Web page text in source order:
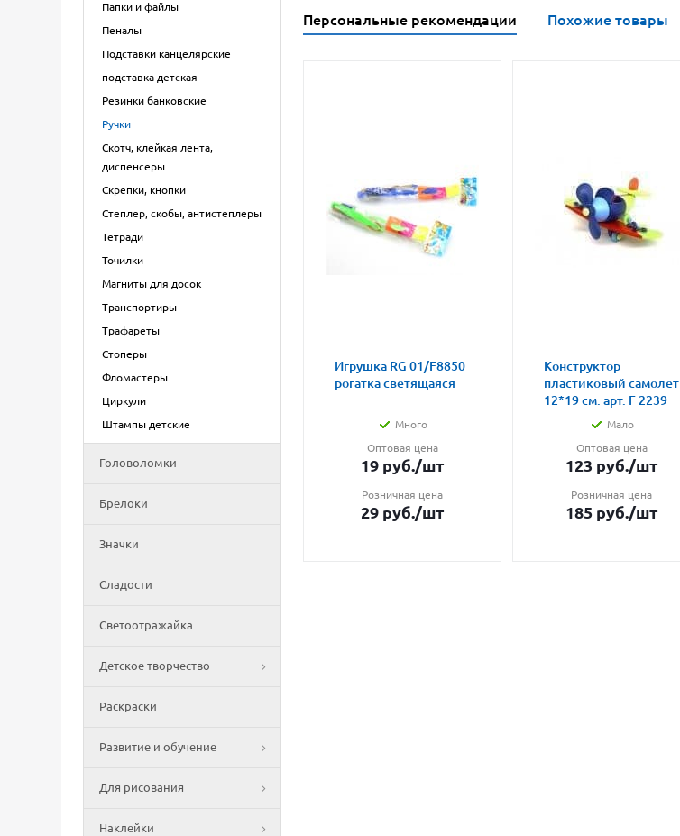
Папки и файлы
Пеналы
Подставки канцелярские
подставка детская
Резинки банковские
Ручки
Скотч, клейкая лента,
диспенсеры
Скрепки, кнопки
Степлер, скобы, антистеплеры
Тетради
Точилки
Магниты для досок
Транспортиры
Трафареты
Стоперы
Фломастеры
Циркули
Штампы детские
Головоломки
Брелоки
Значки
Сладости
Светоотражайка
Детское творчество
Раскраски
Развитие и обучение
Для рисования
Наклейки
Персональные рекомендации Похожие товары
Игрушка RG 01/F8850
рогатка светящаяся
Много
Оптовая цена
19 руб./шт
Розничная цена
29 руб./шт
Конструктор
пластиковый самолет
12*19 см. арт. F 2239
Мало
Оптовая цена
123 руб./шт
Розничная цена
185 руб./шт